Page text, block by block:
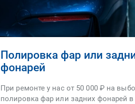
Полировка фар или
фонарей
При ремонте у нас от 50 000 ₽ на
полировка фар или задних фонарей